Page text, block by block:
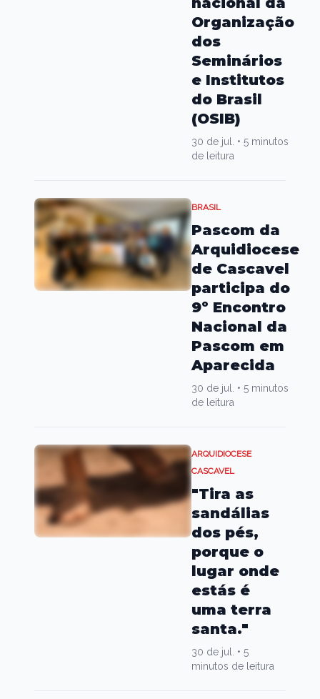
Organização
dos
Seminários
e Institutos
do Brasil
(OSIB)
30 de jul. • 5 minutos
de leitura
BRASIL
Pascom da
Arquidiocese
de Cascavel
participa do
9º Encontro
Nacional da
Pascom em
Aparecida
30 de jul. • 5 minutos
de leitura
ARQUIDIOCESE
CASCAVEL
"Tira as
sandálias
dos pés,
porque o
lugar onde
estás é
uma terra
santa."
30 de jul. • 5
minutos de leitura